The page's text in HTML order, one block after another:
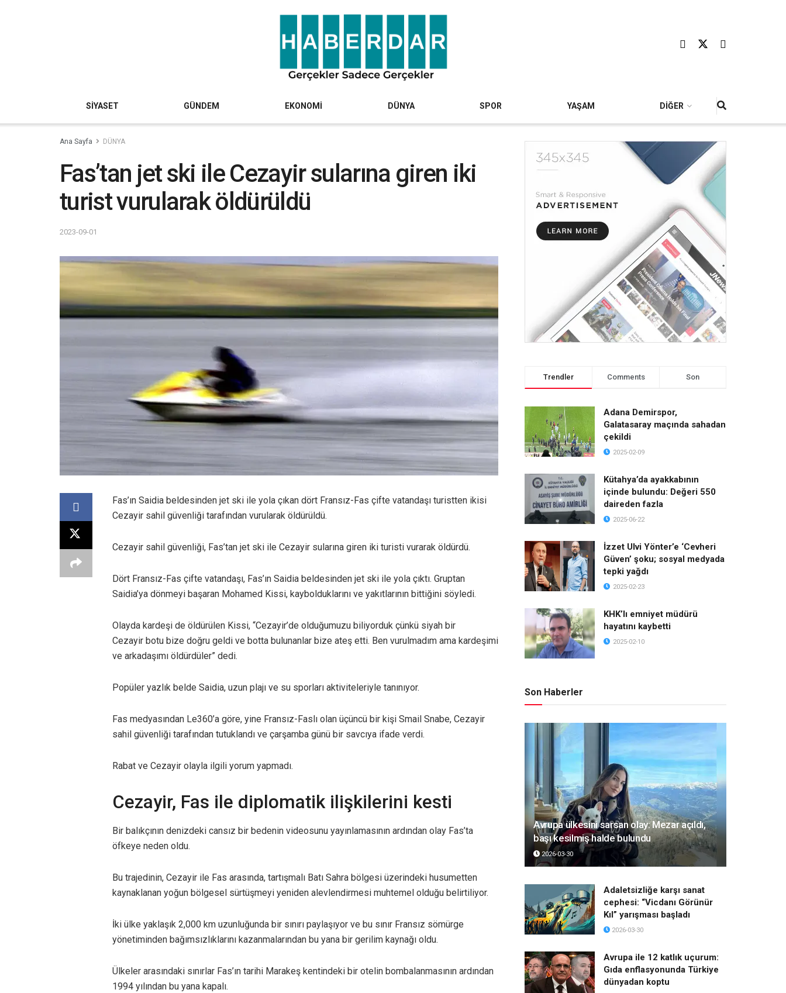
SİYASET GÜNDEM EKONOMİ DÜNYA SPOR YAŞAM DİĞER
Ana Sayfa DÜNYA
Fas’tan jet ski ile Cezayir sularına giren iki
turist vurularak öldürüldü
2023-09-01
Fas’ın Saidia beldesinden jet ski ile yola çıkan dört Fransız-Fas çifte vatandaşı turistten ikisi
Cezayir sahil güvenliği tarafından vurularak öldürüldü.
Cezayir sahil güvenliği, Fas’tan jet ski ile Cezayir sularına giren iki turisti vurarak öldürdü.
Dört Fransız-Fas çifte vatandaşı, Fas’ın Saidia beldesinden jet ski ile yola çıktı. Gruptan
Saidia’ya dönmeyi başaran Mohamed Kissi, kaybolduklarını ve yakıtlarının bittiğini söyledi.
Olayda kardeşi de öldürülen Kissi, “Cezayir’de olduğumuzu biliyorduk çünkü siyah bir
Cezayir botu bize doğru geldi ve botta bulunanlar bize ateş etti. Ben vurulmadım ama kardeşimi
ve arkadaşımı öldürdüler” dedi.
Popüler yazlık belde Saidia, uzun plajı ve su sporları aktiviteleriyle tanınıyor.
Fas medyasından Le360’a göre, yine Fransız-Faslı olan üçüncü bir kişi Smail Snabe, Cezayir
sahil güvenliği tarafından tutuklandı ve çarşamba günü bir savcıya ifade verdi.
Rabat ve Cezayir olayla ilgili yorum yapmadı.
Cezayir, Fas ile diplomatik ilişkilerini kesti
Bir balıkçının denizdeki cansız bir bedenin videosunu yayınlamasının ardından olay Fas’ta
öfkeye neden oldu.
Bu trajedinin, Cezayir ile Fas arasında, tartışmalı Batı Sahra bölgesi üzerindeki husumetten
kaynaklanan yoğun bölgesel sürtüşmeyi yeniden alevlendirmesi muhtemel olduğu belirtiliyor.
İki ülke yaklaşık 2,000 km uzunluğunda bir sınırı paylaşıyor ve bu sınır Fransız sömürge
yönetiminden bağımsızlıklarını kazanmalarından bu yana bir gerilim kaynağı oldu.
Ülkeler arasındaki sınırlar Fas’ın tarihi Marakeş kentindeki bir otelin bombalanmasının ardından
1994 yılından bu yana kapalı.
Trendler Comments Son
Adana Demirspor,
Galatasaray maçında sahadan
çekildi
2025-02-09
Kütahya’da ayakkabının
içinde bulundu: Değeri 550
daireden fazla
2025-06-22
İzzet Ulvi Yönter’e ‘Cevheri
Güven’ şoku; sosyal medyada
tepki yağdı
2025-02-23
KHK’lı emniyet müdürü
hayatını kaybetti
2025-02-10
Son Haberler
Avrupa ülkesini sarsan olay: Mezar açıldı,
başı kesilmiş halde bulundu
2026-03-30
Adaletsizliğe karşı sanat
cephesi: “Vicdanı Görünür
Kıl” yarışması başladı
2026-03-30
Avrupa ile 12 katlık uçurum:
Gıda enflasyonunda Türkiye
dünyadan koptu